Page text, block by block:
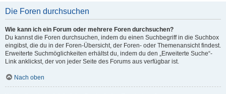
Die Foren durchsuchen
Wie kann ich ein Forum oder mehrere Foren durchsuchen?
Du kannst die Foren durchsuchen, indem du einen Suchbegriff in die Suchbox
eingibst, die du in der Foren-Übersicht, der Foren- oder Themenansicht findest.
Erweiterte Suchmöglichkeiten erhältst du, indem du den „Erweiterte Suche“-
Link anklickst, der von jeder Seite des Forums aus verfügbar ist.
Nach oben